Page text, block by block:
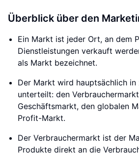
Überblick über den
Ein Markt ist jeder Ort, an dem
Dienstleistungen verkauft
als Markt bezeichnet.
Der Markt wird hauptsächlich in
unterteilt: den
Geschäftsmarkt, den globalen
Profit-Markt.
Der Verbrauchermarkt ist der
Produkte direkt an die